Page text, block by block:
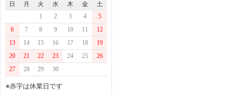
NTT
MURATEC
ﾊﾟﾅｿﾆｯｸ
HEWLETT PACKARD
MINOLTA
日
月 火 水 木 金
土
1
2 3 4
5
6
7 8 9 10 11
12
13
14 15 16 17 18
19
20
21 22 23 24 25
26
27
28 29 30
※赤字は休業日です